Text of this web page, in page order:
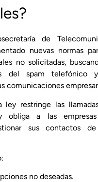
de
nuevas normas
no solicitadas,
del spam telefónico
comunicaciones
ley restringe las
obliga a las
sus contactos
no deseadas.